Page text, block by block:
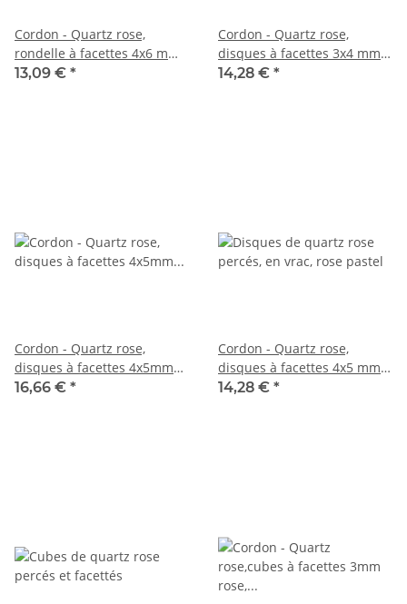
Cordon - Quartz rose,
rondelle à facettes 4x6 mm
rose gris, longueur 38,5 cm
13,09 € *
Cordon - Quartz rose,
disques à facettes 3x4 mm
rose, longueur 39 cm /6191
14,28 € *
Cordon - Quartz rose,
disques à facettes 4x5mm
rose, longueur 39cm /1112
16,66 € *
Cordon - Quartz rose,
disques à facettes 4x5 mm
rose, longueur 39 cm /6262
14,28 € *